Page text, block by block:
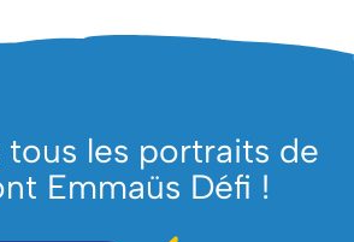
tous les portraits de
Emmaüs Défi !